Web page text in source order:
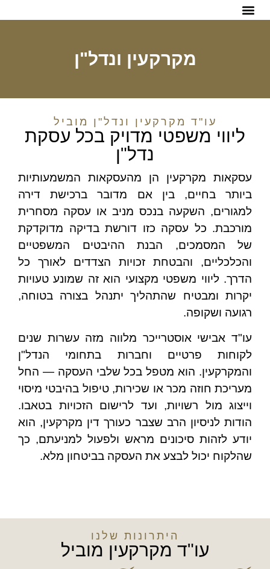
מקרקעין ונדל"ן
עו"ד מקרקעין ונדל"ן מוביל
ליווי משפטי מדויק בכל עסקת
נדל"ן
עסקאות מקרקעין הן מהעסקאות המשמעותיות
ביותר בחיים, בין אם מדובר ברכישת דירה
למגורים, השקעה בנכס מניב או עסקה מסחרית
מורכבת. כל עסקה כזו דורשת בדיקה מדוקדקת
של המסמכים, הבנת ההיבטים המשפטיים
והכלכליים, והבטחת זכויות הצדדים לאורך כל
הדרך. ליווי משפטי מקצועי הוא זה שמונע טעויות
יקרות ומבטיח שהתהליך יתנהל בצורה בטוחה,
רגועה ושקופה.
עו"ד אבישי אוסטרייכר מלווה מזה עשרות שנים
לקוחות פרטיים וחברות בתחומי הנדל"ן
והמקרקעין. הוא מטפל בכל שלבי העסקה — החל
מעריכת חוזה מכר או שכירות, טיפול בהיבטי מיסוי
וייצוג מול רשויות, ועד לרישום הזכויות בטאבו.
הודות לניסיון הרב שצבר כעורך דין מקרקעין, הוא
יודע לזהות סיכונים מראש ולפעול למניעתם, כך
שהלקוח יכול לבצע את העסקה בביטחון מלא.
היתרונות שלנו
עו"ד מקרקעין מוביל